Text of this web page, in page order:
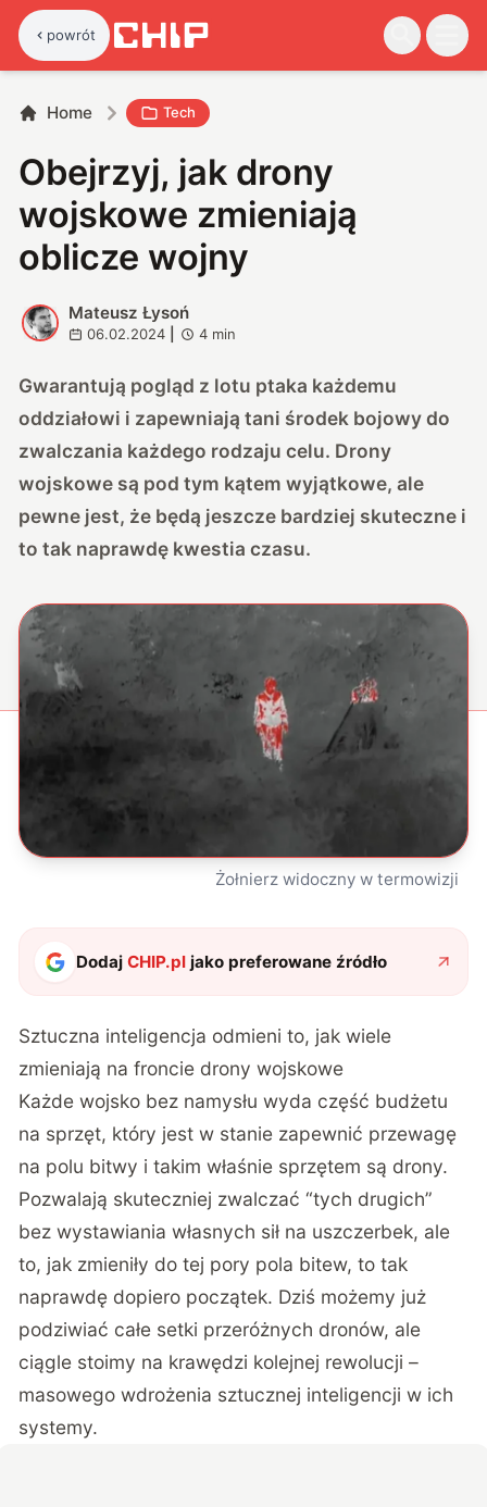
powrót
Home Tech
Obejrzyj, jak drony
wojskowe zmieniają
oblicze wojny
M
Mateusz Łysoń
06.02.2024 4 min
Gwarantują pogląd z lotu ptaka każdemu
oddziałowi i zapewniają tani środek bojowy do
zwalczania każdego rodzaju celu. Drony
wojskowe są pod tym kątem wyjątkowe, ale
pewne jest, że będą jeszcze bardziej skuteczne i
to tak naprawdę kwestia czasu.
Żołnierz widoczny w termowizji
DodajCHIP.pl jako preferowane źródło
Sztuczna inteligencja odmieni to, jak wiele
zmieniają na froncie drony wojskowe
Każde wojsko bez namysłu wyda część budżetu
na sprzęt, który jest w stanie zapewnić przewagę
na polu bitwy i takim właśnie sprzętem są drony.
Pozwalają skuteczniej zwalczać “tych drugich”
bez wystawiania własnych sił na uszczerbek, ale
to, jak zmieniły do tej pory pola bitew, to tak
naprawdę dopiero początek. Dziś możemy już
podziwiać całe setki przeróżnych dronów, ale
ciągle stoimy na krawędzi kolejnej rewolucji –
masowego wdrożenia sztucznej inteligencji w ich
systemy.